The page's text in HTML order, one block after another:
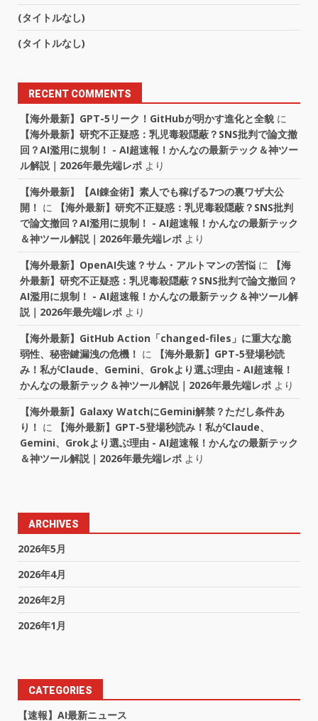
(タイトルなし)
(タイトルなし)
RECENT COMMENTS
【海外最新】GPT-5リーク！GitHubが明かす進化と全貌に
【海外最新】研究不正疑惑：乳児毒殺隠蔽？SNS批判で論文撤
回？AI濫用に規制！ - AI超速報！かんなの最新テック＆神ツー
ル解説｜2026年最先端レポ より
【海外最新】【AI錬金術】素人でも稼げる7つの裏ワザ大公
開！ に
【海外最新】研究不正疑惑：乳児毒殺隠蔽？SNS批判
で論文撤回？AI濫用に規制！ - AI超速報！かんなの最新テック
＆神ツール解説｜2026年最先端レポ より
【海外最新】OpenAI失速？サム・アルトマンの苦悩 に
【海
外最新】研究不正疑惑：乳児毒殺隠蔽？SNS批判で論文撤回？
AI濫用に規制！ - AI超速報！かんなの最新テック＆神ツール解
説｜2026年最先端レポ より
【海外最新】GitHub Action「changed-files」に重大な脆
弱性、秘密鍵漏洩の危機！ に
【海外最新】GPT-5登場秒読
み！私がClaude、Gemini、Grokより選ぶ理由 - AI超速報！
かんなの最新テック＆神ツール解説｜2026年最先端レポ より
【海外最新】Galaxy WatchにGemini解禁？ただし条件あ
り！ に
【海外最新】GPT-5登場秒読み！私がClaude、
Gemini、Grokより選ぶ理由 - AI超速報！かんなの最新テック
＆神ツール解説｜2026年最先端レポ より
ARCHIVES
2026年5月
2026年4月
2026年2月
2026年1月
CATEGORIES
【速報】AI最新ニュース